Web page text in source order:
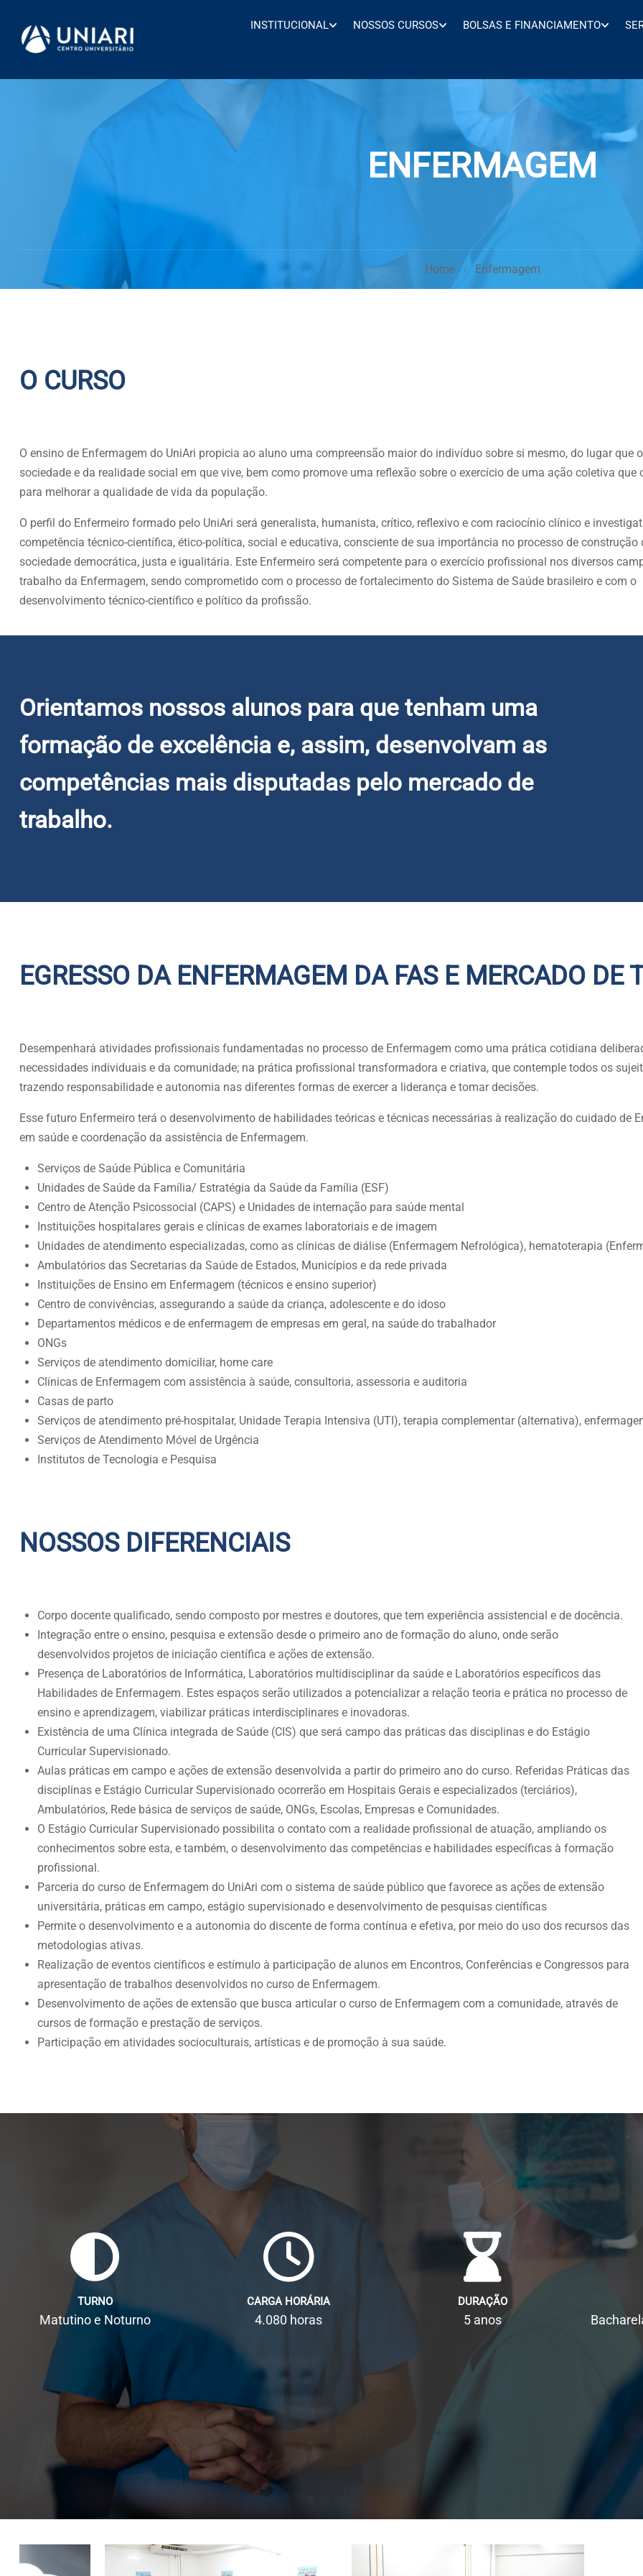
INSTITUCIONAL NOSSOS CURSOS BOLSAS E FINANCIAMENTO
ENFERMAGEM
Home Enfermagem
O CURSO
O ensino de Enfermagem do UniAri propicia ao aluno uma compreensão maior do indivíduo sobre si mesmo, do lugar que
sociedade e da realidade social em que vive, bem como promove uma reflexão sobre o exercício de uma ação coletiva que
para melhorar a qualidade de vida da população.
O perfil do Enfermeiro formado pelo UniAri será generalista, humanista, crítico, reflexivo e com raciocínio clínico e
competência técnico-científica, ético-política, social e educativa, consciente de sua importância no processo de construção
sociedade democrática, justa e igualitária. Este Enfermeiro será competente para o exercício profissional nos diversos
trabalho da Enfermagem, sendo comprometido com o processo de fortalecimento do Sistema de Saúde brasileiro e com o
desenvolvimento técnico-científico e político da profissão.
Orientamos nossos alunos para que tenham uma
formação de excelência e, assim, desenvolvam as
competências mais disputadas pelo mercado de
trabalho.
EGRESSO DA ENFERMAGEM DA FAS E MERCADO DE
Desempenhará atividades profissionais fundamentadas no processo de Enfermagem como uma prática cotidiana
necessidades individuais e da comunidade; na prática profissional transformadora e criativa, que contemple todos os
trazendo responsabilidade e autonomia nas diferentes formas de exercer a liderança e tomar decisões.
Esse futuro Enfermeiro terá o desenvolvimento de habilidades teóricas e técnicas necessárias à realização do cuidado de
em saúde e coordenação da assistência de Enfermagem.
Serviços de Saúde Pública e Comunitária
Unidades de Saúde da Família/ Estratégia da Saúde da Família (ESF)
Centro de Atenção Psicossocial (CAPS) e Unidades de internação para saúde mental
Instituições hospitalares gerais e clínicas de exames laboratoriais e de imagem
Unidades de atendimento especializadas, como as clínicas de diálise (Enfermagem Nefrológica), hematoterapia
Ambulatórios das Secretarias da Saúde de Estados, Municípios e da rede privada
Instituições de Ensino em Enfermagem (técnicos e ensino superior)
Centro de convivências, assegurando a saúde da criança, adolescente e do idoso
Departamentos médicos e de enfermagem de empresas em geral, na saúde do trabalhador
ONGs
Serviços de atendimento domiciliar, home care
Clínicas de Enfermagem com assistência à saúde, consultoria, assessoria e auditoria
Casas de parto
Serviços de atendimento pré-hospitalar, Unidade Terapia Intensiva (UTI), terapia complementar (alternativa),
Serviços de Atendimento Móvel de Urgência
Institutos de Tecnologia e Pesquisa
NOSSOS DIFERENCIAIS
Corpo docente qualificado, sendo composto por mestres e doutores, que tem experiência assistencial e de docência.
Integração entre o ensino, pesquisa e extensão desde o primeiro ano de formação do aluno, onde serão
desenvolvidos projetos de iniciação científica e ações de extensão.
Presença de Laboratórios de Informática, Laboratórios multidisciplinar da saúde e Laboratórios específicos das
Habilidades de Enfermagem. Estes espaços serão utilizados a potencializar a relação teoria e prática no processo de
ensino e aprendizagem, viabilizar práticas interdisciplinares e inovadoras.
Existência de uma Clínica integrada de Saúde (CIS) que será campo das práticas das disciplinas e do Estágio
Curricular Supervisionado.
Aulas práticas em campo e ações de extensão desenvolvida a partir do primeiro ano do curso. Referidas Práticas das
disciplinas e Estágio Curricular Supervisionado ocorrerão em Hospitais Gerais e especializados (terciários),
Ambulatórios, Rede básica de serviços de saúde, ONGs, Escolas, Empresas e Comunidades.
O Estágio Curricular Supervisionado possibilita o contato com a realidade profissional de atuação, ampliando os
conhecimentos sobre esta, e também, o desenvolvimento das competências e habilidades específicas à formação
profissional.
Parceria do curso de Enfermagem do UniAri com o sistema de saúde público que favorece as ações de extensão
universitária, práticas em campo, estágio supervisionado e desenvolvimento de pesquisas científicas
Permite o desenvolvimento e a autonomia do discente de forma contínua e efetiva, por meio do uso dos recursos das
metodologias ativas.
Realização de eventos científicos e estímulo à participação de alunos em Encontros, Conferências e Congressos para
apresentação de trabalhos desenvolvidos no curso de Enfermagem.
Desenvolvimento de ações de extensão que busca articular o curso de Enfermagem com a comunidade, através de
cursos de formação e prestação de serviços.
Participação em atividades socioculturais, artísticas e de promoção à sua saúde.
TURNO
Matutino e Noturno
CARGA HORÁRIA
4.080 horas
DURAÇÃO
5 anos